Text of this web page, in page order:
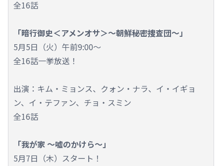
全16話
「暗行御史＜アメンオサ＞～朝鮮秘密捜査団～」
5月5日（火）午前9:00～
全16話一挙放送！
出演：キム・ミョンス、クォン・ナラ、イ・イギョ
ン、イ・テファン、チョ・スミン
全16話
「我が家 ～嘘のかけら～」
5月7日（木）スタート！